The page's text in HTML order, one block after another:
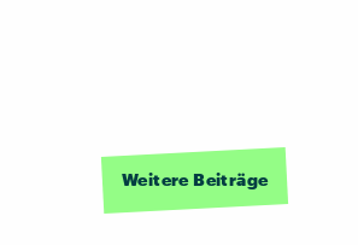
Weitere Beiträge